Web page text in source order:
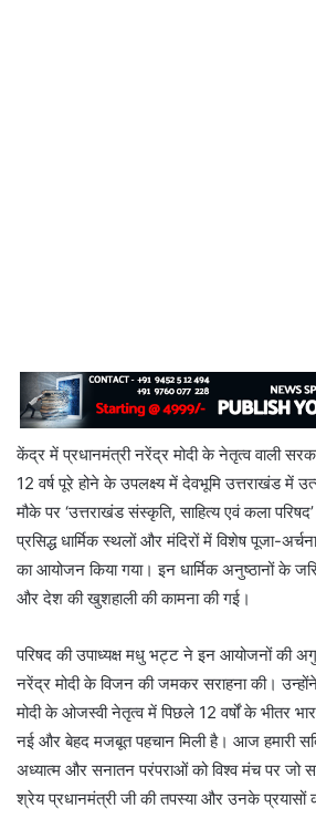
केंद्र में प्रधानमंत्री नरेंद्र मोदी के नेतृत्व वाली
12 वर्ष पूरे होने के उपलक्ष्य में देवभूमि उत्तराखंड में
मौके पर ‘उत्तराखंड संस्कृति, साहित्य एवं कला
प्रसिद्ध धार्मिक स्थलों और मंदिरों में विशेष पूजा-
का आयोजन किया गया। इन धार्मिक अनुष्ठानों के
और देश की खुशहाली की कामना की गई।
परिषद की उपाध्यक्ष मधु भट्ट ने इन आयोजनों की
नरेंद्र मोदी के विजन की जमकर सराहना की।
मोदी के ओजस्वी नेतृत्व में पिछले 12 वर्षों के भीतर
नई और बेहद मजबूत पहचान मिली है। आज हमारी
अध्यात्म और सनातन परंपराओं को विश्व मंच पर जो
श्रेय प्रधानमंत्री जी की तपस्या और उनके प्रयासों